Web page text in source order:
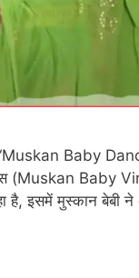
Baby
(Muskan Baby
है, इसमें मुस्कान